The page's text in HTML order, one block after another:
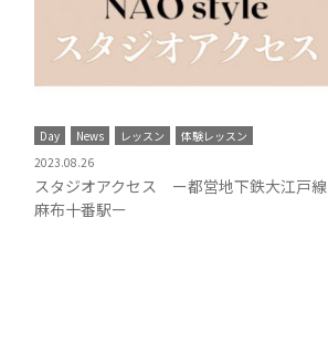
Day News レッスン
体験レッスン
2023.08.26
スタジオアクセス ー都営地下鉄大江戸線
麻布十番駅ー